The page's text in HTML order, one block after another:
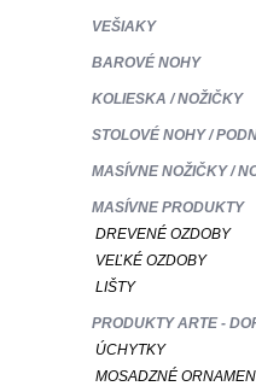
VEŠIAKY
BAROVÉ NOHY
KOLIESKA / NOŽIČKY
STOLOVÉ NOHY /
MASÍVNE NOŽIČKY /
MASÍVNE PRODUKTY
DREVENÉ OZDOBY
VEĽKÉ OZDOBY
LIŠTY
PRODUKTY ARTE -
ÚCHYTKY
MOSADZNÉ